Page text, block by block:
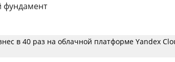
фундамент
в 40 раз на облачной платформе Yandex